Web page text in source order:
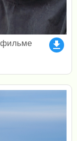
file_download
фильме